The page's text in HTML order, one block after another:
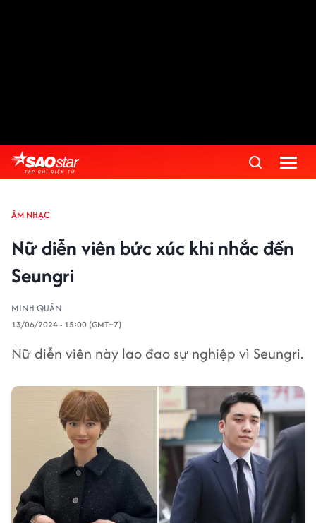
ÂM NHẠC
Nữ diễn viên bức xúc khi nhắc đến
Seungri
MINH QUÂN
13/06/2024 - 15:00 (GMT+7)
Nữ diễn viên này lao đao sự nghiệp vì Seungri.